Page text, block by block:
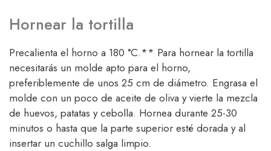
Hornear la tortilla
Precalienta el horno a 180 °C.** Para hornear la tortilla
necesitarás un molde apto para el horno,
preferiblemente de unos 25 cm de diámetro. Engrasa el
molde con un poco de aceite de oliva y vierte la mezcla
de huevos, patatas y cebolla. Hornea durante 25-30
minutos o hasta que la parte superior esté dorada y al
insertar un cuchillo salga limpio.